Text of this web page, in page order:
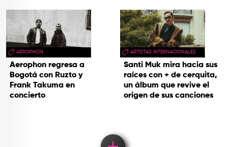
AEROPHON
Aerophon regresa a
Bogotá con Ruzto y
Frank Takuma en
concierto
ARTISTAS INTERNACIONALES
Santi Muk mira hacia sus
raíces con + de cerquita,
un álbum que revive el
origen de sus canciones